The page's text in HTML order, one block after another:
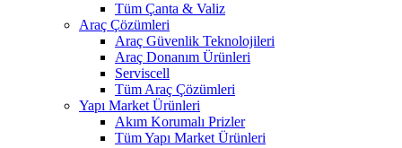
Tüm Çanta & Valiz
Araç Çözümleri
Araç Güvenlik Teknolojileri
Araç Donanım Ürünleri
Serviscell
Tüm Araç Çözümleri
Yapı Market Ürünleri
Akım Korumalı Prizler
Tüm Yapı Market Ürünleri